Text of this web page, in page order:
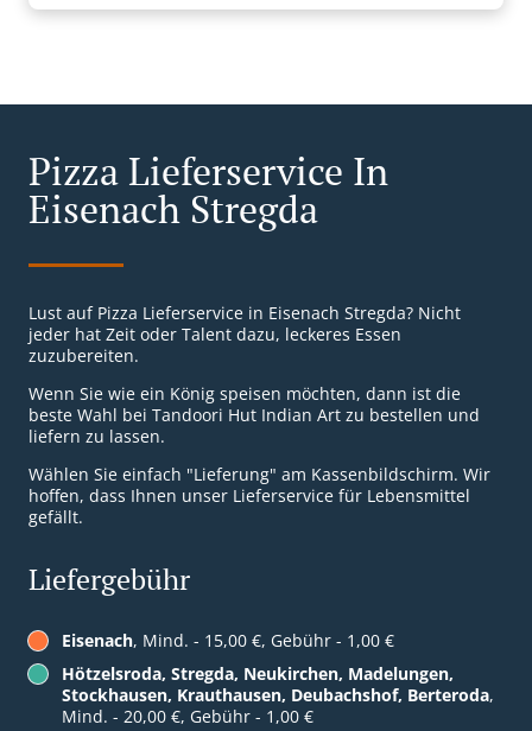
Pizza Lieferservice In
Eisenach Stregda
Lust auf Pizza Lieferservice in Eisenach Stregda? Nicht
jeder hat Zeit oder Talent dazu, leckeres Essen
zuzubereiten.
Wenn Sie wie ein König speisen möchten, dann ist die
beste Wahl bei Tandoori Hut Indian Art zu bestellen und
liefern zu lassen.
Wählen Sie einfach "Lieferung" am Kassenbildschirm. Wir
hoffen, dass Ihnen unser Lieferservice für Lebensmittel
gefällt.
Liefergebühr
Eisenach, Mind. - 15,00 €, Gebühr - 1,00 €
Hötzelsroda, Stregda, Neukirchen, Madelungen,
Stockhausen, Krauthausen, Deubachshof, Berteroda,
Mind. - 20,00 €, Gebühr - 1,00 €